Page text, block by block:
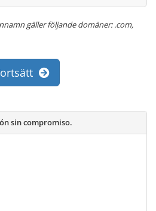
gäller följande domäner: .com,
sin compromiso.